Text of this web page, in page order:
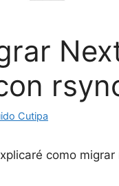
Cutipa
como